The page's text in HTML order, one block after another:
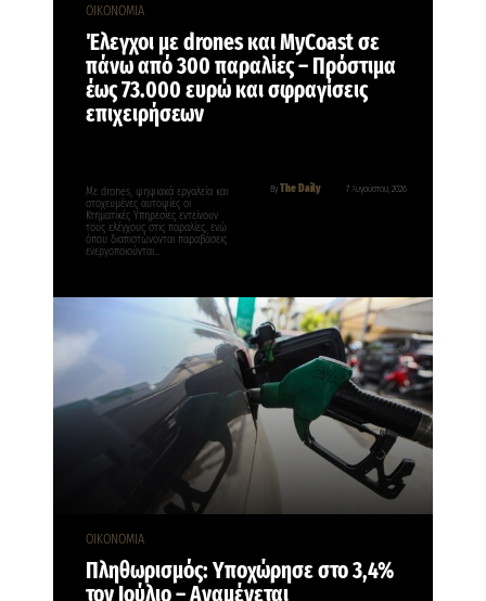
ΟΙΚΟΝΟΜΙΑ
Έλεγχοι με drones και MyCoast σε
πάνω από 300 παραλίες – Πρόστιμα
έως 73.000 ευρώ και σφραγίσεις
επιχειρήσεων
By The Daily 7 Αυγούστου, 2026
Με drones, ψηφιακά εργαλεία και
στοχευμένες αυτοψίες οι
Κτηματικές Υπηρεσίες εντείνουν
τους ελέγχους στις παραλίες, ενώ
όπου διαπιστώνονται παραβάσεις
ενεργοποιούνται…
ΟΙΚΟΝΟΜΙΑ
Πληθωρισμός: Υποχώρησε στο 3,4%
τον Ιούλιο – Αναμένεται